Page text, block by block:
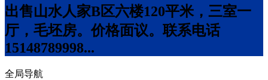
出售山水人家B区六楼120平米，三室一
厅，毛坯房。价格面议。联系电话
15148789998...
全局导航